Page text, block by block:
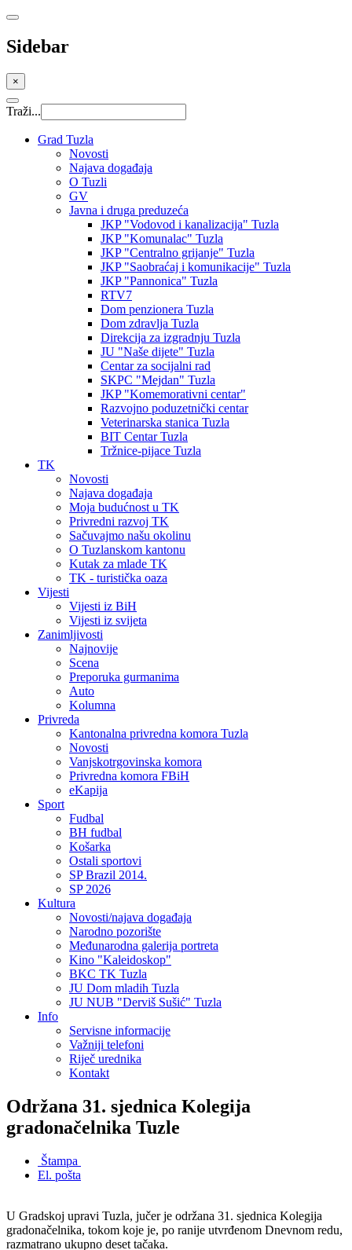
Sidebar
×
Traži...
Grad Tuzla
Novosti
Najava događaja
O Tuzli
GV
Javna i druga preduzeća
JKP "Vodovod i kanalizacija" Tuzla
JKP "Komunalac" Tuzla
JKP "Centralno grijanje" Tuzla
JKP "Saobraćaj i komunikacije" Tuzla
JKP "Pannonica" Tuzla
RTV7
Dom penzionera Tuzla
Dom zdravlja Tuzla
Direkcija za izgradnju Tuzla
JU "Naše dijete" Tuzla
Centar za socijalni rad
SKPC "Mejdan" Tuzla
JKP "Komemorativni centar"
Razvojno poduzetnički centar
Veterinarska stanica Tuzla
BIT Centar Tuzla
Tržnice-pijace Tuzla
TK
Novosti
Najava događaja
Moja budućnost u TK
Privredni razvoj TK
Sačuvajmo našu okolinu
O Tuzlanskom kantonu
Kutak za mlade TK
TK - turistička oaza
Vijesti
Vijesti iz BiH
Vijesti iz svijeta
Zanimljivosti
Najnovije
Scena
Preporuka gurmanima
Auto
Kolumna
Privreda
Kantonalna privredna komora Tuzla
Novosti
Vanjskotrgovinska komora
Privredna komora FBiH
eKapija
Sport
Fudbal
BH fudbal
Košarka
Ostali sportovi
SP Brazil 2014.
SP 2026
Kultura
Novosti/najava događaja
Narodno pozorište
Međunarodna galerija portreta
Kino "Kaleidoskop"
BKC TK Tuzla
JU Dom mladih Tuzla
JU NUB "Derviš Sušić" Tuzla
Info
Servisne informacije
Važniji telefoni
Riječ urednika
Kontakt
Održana 31. sjednica Kolegija
gradonačelnika Tuzle
Štampa
El. pošta
U Gradskoj upravi Tuzla, jučer je održana 31. sjednica Kolegija
gradonačelnika, tokom koje je, po ranije utvrđenom Dnevnom redu,
razmatrano ukupno deset tačaka.